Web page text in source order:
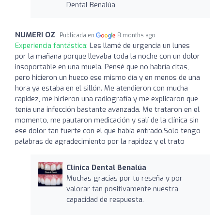
Dental Benalúa
NUMERI OZ Publicada en 8 months ago
Experiencia fantástica: Les llamé de urgencia un lunes
por la mañana porque llevaba toda la noche con un dolor
insoportable en una muela. Pensé que no habría citas,
pero hicieron un hueco ese mismo día y en menos de una
hora ya estaba en el sillón. Me atendieron con mucha
rapidez, me hicieron una radiografía y me explicaron que
tenía una infección bastante avanzada. Me trataron en el
momento, me pautaron medicación y salí de la clínica sin
ese dolor tan fuerte con el que había entrado.Solo tengo
palabras de agradecimiento por la rapidez y el trato
Clínica Dental Benalúa
Muchas gracias por tu reseña y por
valorar tan positivamente nuestra
capacidad de respuesta.